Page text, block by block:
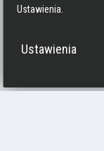
Ustawienia.
Ustawienia